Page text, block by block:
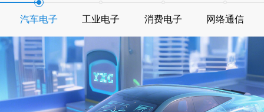
汽车电子 工业电子 消费电子 网络通信